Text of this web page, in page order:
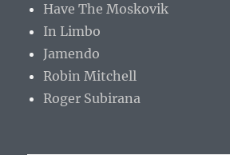
Have The Moskovik
In Limbo
Jamendo
Robin Mitchell
Roger Subirana